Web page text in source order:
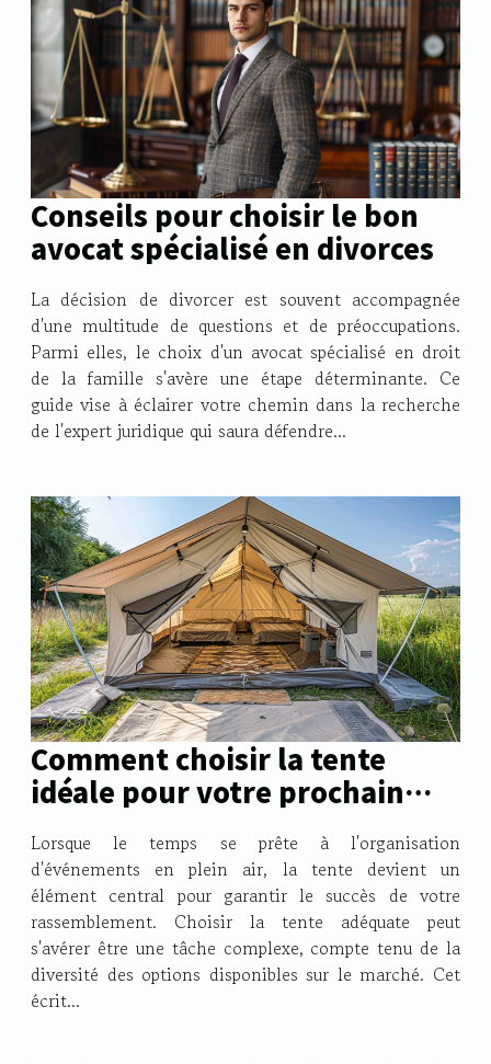
Conseils pour choisir le bon
avocat spécialisé en divorces
La décision de divorcer est souvent accompagnée
d'une multitude de questions et de préoccupations.
Parmi elles, le choix d'un avocat spécialisé en droit
de la famille s'avère une étape déterminante. Ce
guide vise à éclairer votre chemin dans la recherche
de l'expert juridique qui saura défendre...
Comment choisir la tente
idéale pour votre prochain
Lorsque le temps se prête à l'organisation
d'événements en plein air, la tente devient un
élément central pour garantir le succès de votre
rassemblement. Choisir la tente adéquate peut
s'avérer être une tâche complexe, compte tenu de la
diversité des options disponibles sur le marché. Cet
écrit...